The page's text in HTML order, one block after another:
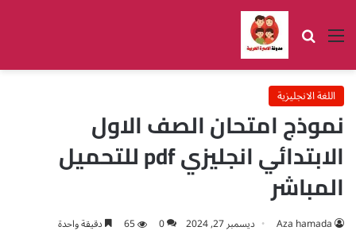
القائمة بحث عن
اللغة الانجليزية
نموذج امتحان الصف الاول
الابتدائي انجليزي pdf للتحميل
المباشر
Aza hamada ديسمبر 27, 2024 0
65 دقيقة واحدة